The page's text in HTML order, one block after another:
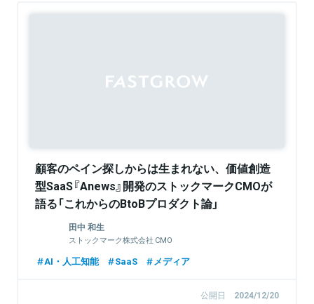
顧客のペイン探しからは生まれない、価値創造
型SaaS『Anews』開発のストックマークCMOが
語る「これからのBtoBプロダクト論」
田中 和生
ストックマーク株式会社 CMO
AI・人工知能 SaaS メディア
公開日 2024/12/20